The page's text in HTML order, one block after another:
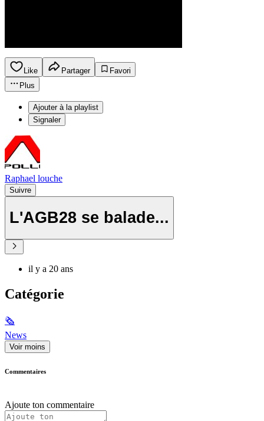
Like Partager
Favori
Plus
Ajouter à la playlist
Signaler
Raphael louche
Suivre
L'AGB28 se balade...
il y a 20 ans
Catégorie
🗞
News
Voir moins
Commentaires
Ajoute ton commentaire